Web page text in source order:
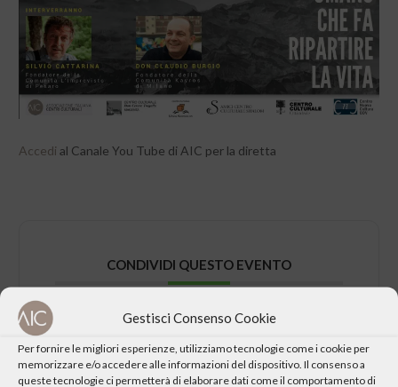
Gestisci Consenso Cookie
Per fornire le migliori esperienze, utilizziamo tecnologie come i cookie per
memorizzare e/o accedere alle informazioni del dispositivo. Il consenso a
queste tecnologie ci permetterà di elaborare dati come il comportamento di
Accedial Canale You Tube di AIC per la diretta
CONDIVIDI QUESTO EVENTO